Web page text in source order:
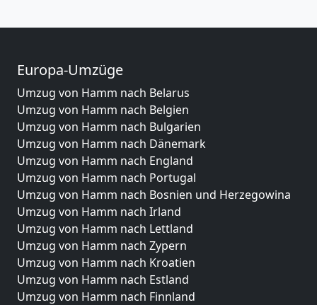
Europa-Umzüge
Umzug von Hamm nach Belarus
Umzug von Hamm nach Belgien
Umzug von Hamm nach Bulgarien
Umzug von Hamm nach Dänemark
Umzug von Hamm nach England
Umzug von Hamm nach Portugal
Umzug von Hamm nach Bosnien und Herzegowina
Umzug von Hamm nach Irland
Umzug von Hamm nach Lettland
Umzug von Hamm nach Zypern
Umzug von Hamm nach Kroatien
Umzug von Hamm nach Estland
Umzug von Hamm nach Finnland